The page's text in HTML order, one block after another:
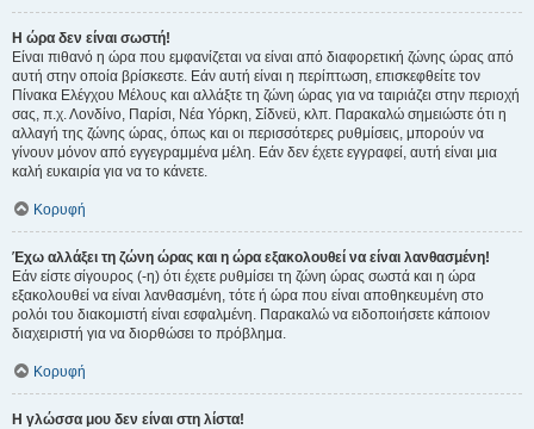
Η ώρα δεν είναι σωστή!
Είναι πιθανό η ώρα που εμφανίζεται να είναι από διαφορετική ζώνης ώρας από
αυτή στην οποία βρίσκεστε. Εάν αυτή είναι η περίπτωση, επισκεφθείτε τον
Πίνακα Ελέγχου Μέλους και αλλάξτε τη ζώνη ώρας για να ταιριάζει στην περιοχή
σας, π.χ. Λονδίνο, Παρίσι, Νέα Υόρκη, Σίδνεϋ, κλπ. Παρακαλώ σημειώστε ότι η
αλλαγή της ζώνης ώρας, όπως και οι περισσότερες ρυθμίσεις, μπορούν να
γίνουν μόνον από εγγεγραμμένα μέλη. Εάν δεν έχετε εγγραφεί, αυτή είναι μια
καλή ευκαιρία για να το κάνετε.
Κορυφή
Έχω αλλάξει τη ζώνη ώρας και η ώρα εξακολουθεί να είναι λανθασμένη!
Εάν είστε σίγουρος (-η) ότι έχετε ρυθμίσει τη ζώνη ώρας σωστά και η ώρα
εξακολουθεί να είναι λανθασμένη, τότε ή ώρα που είναι αποθηκευμένη στο
ρολόι του διακομιστή είναι εσφαλμένη. Παρακαλώ να ειδοποιήσετε κάποιον
διαχειριστή για να διορθώσει το πρόβλημα.
Κορυφή
Η γλώσσα μου δεν είναι στη λίστα!